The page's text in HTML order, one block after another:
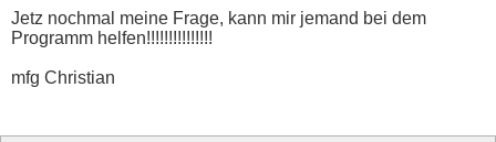
wert=255 : gosub schreiben
wert = anzahl + 1 : gosub schreiben
for j = 1 to anzahl
looktab command,j+offset,wert
check = check + wert
Jetz nochmal meine Frage, kann mir jemand bei dem
Programm helfen!!!!!!!!!!!!!!!
mfg Christian